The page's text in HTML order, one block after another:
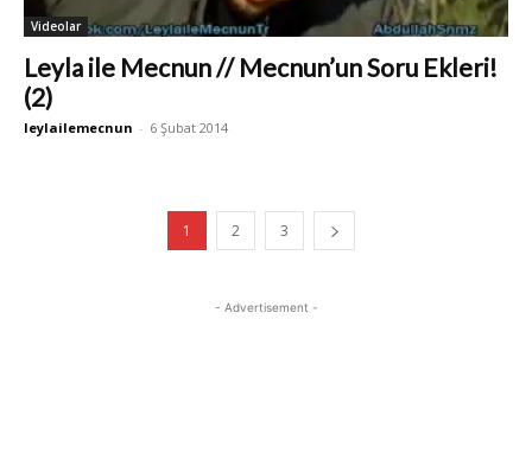
Videolar
Leyla ile Mecnun // Mecnun’un Soru Ekleri!
(2)
leylailemecnun - 6 Şubat 2014
1 2 3
- Advertisement -